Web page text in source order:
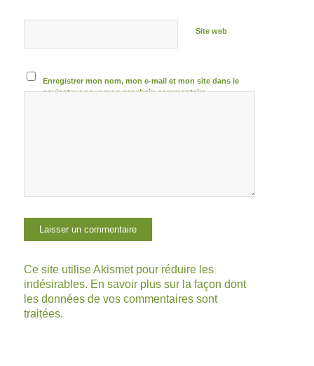
Site web
Enregistrer mon nom, mon e-mail et mon site dans le
navigateur pour mon prochain commentaire.
Ce site utilise Akismet pour réduire les
indésirables. En savoir plus sur la façon dont
les données de vos commentaires sont
traitées.